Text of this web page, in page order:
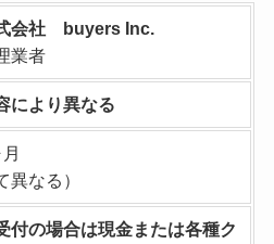
会社 buyers Inc.
業者
により異なる
異なる）
付の場合は現金または各種ク